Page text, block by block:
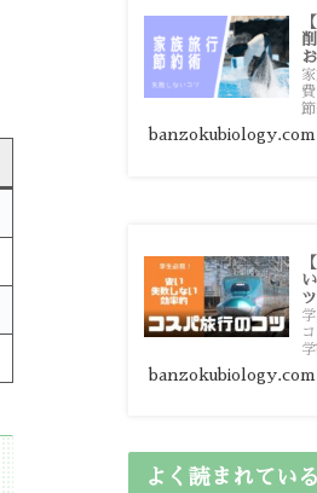
banzokubiology.com
banzokubiology.com
よく読まれてい